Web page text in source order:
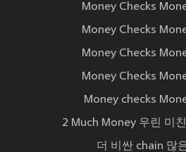
Money Checks
Money Checks
Money Checks
Money Checks
Money checks
2 Much Money 우린 미
더 비싼 chain 많